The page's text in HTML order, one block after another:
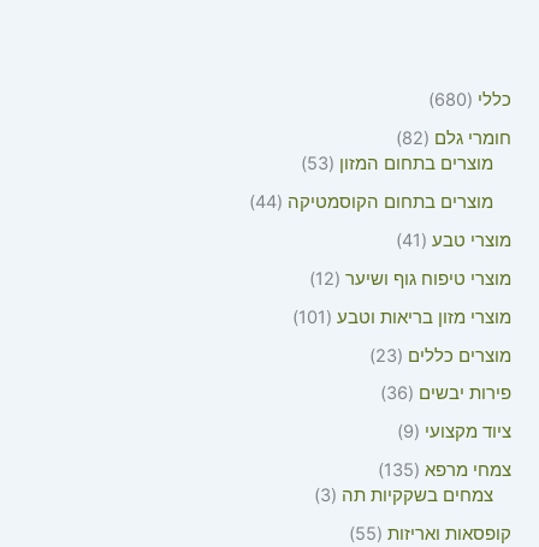
כללי
680
חומרי גלם
82
מוצרים בתחום המזון
53
מוצרים בתחום הקוסמטיקה 44
מוצרי טבע
41
מוצרי טיפוח גוף ושיער 12
מוצרי מזון בריאות וטבע
101
מוצרים כללים
23
פירות יבשים
36
ציוד מקצועי
9
צמחי מרפא 135
צמחים בשקקיות תה
3
קופסאות ואריזות 55